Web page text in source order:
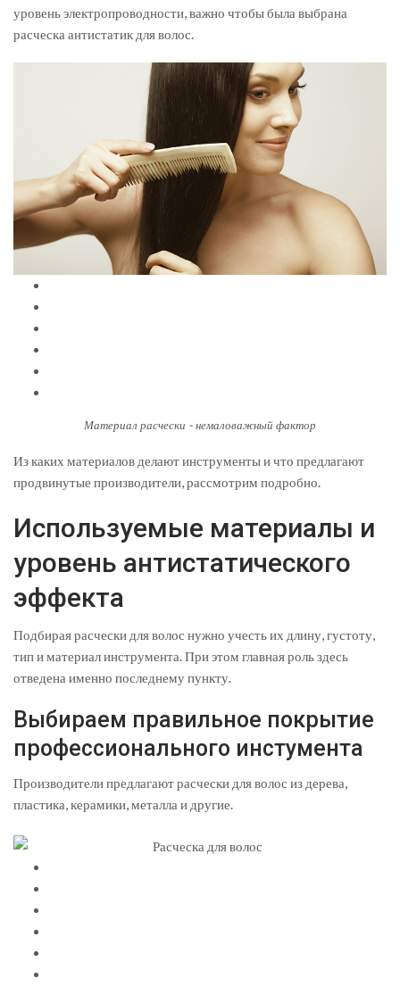
уровень электропроводности, важно чтобы была выбрана
расческа антистатик для волос.
Материал расчески - немаловажный фактор
Из каких материалов делают инструменты и что предлагают
продвинутые производители, рассмотрим подробно.
Используемые материалы и
уровень антистатического
эффекта
Подбирая расчески для волос нужно учесть их длину, густоту,
тип и материал инструмента. При этом главная роль здесь
отведена именно последнему пункту.
Выбираем правильное покрытие
профессионального инстумента
Производители предлагают расчески для волос из дерева,
пластика, керамики, металла и другие.